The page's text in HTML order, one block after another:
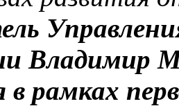
Владимир
рамках